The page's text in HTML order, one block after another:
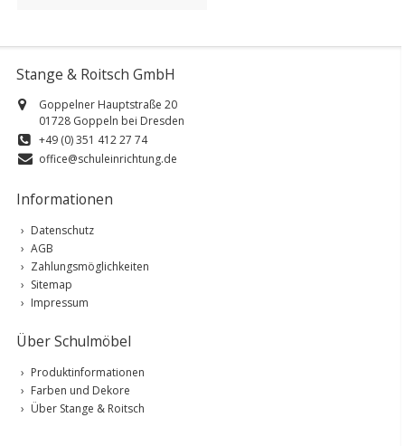
Stange & Roitsch GmbH
Goppelner Hauptstraße 20
01728 Goppeln bei Dresden
+49 (0) 351 412 27 74
office@schuleinrichtung.de
Informationen
Datenschutz
AGB
Zahlungsmöglichkeiten
Sitemap
Impressum
Über Schulmöbel
Produktinformationen
Farben und Dekore
Über Stange & Roitsch